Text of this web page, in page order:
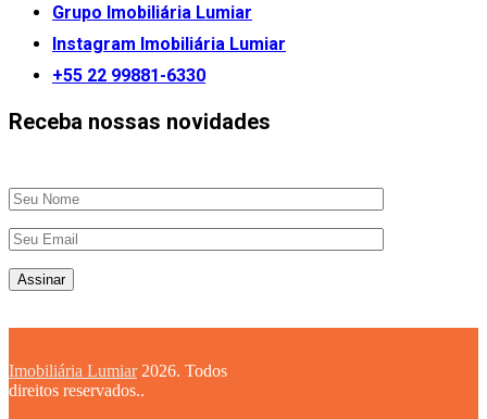
Grupo Imobiliária Lumiar
Instagram Imobiliária Lumiar
+55 22 99881-6330
Receba nossas novidades
Imobiliária Lumiar2026. Todos
direitos reservados..